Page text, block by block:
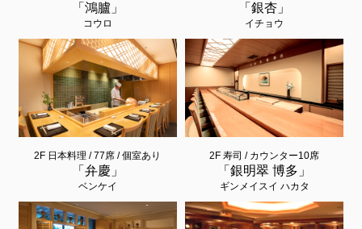
「鴻臚」
コウロ
「銀杏」
イチョウ
2F 日本料理 / 77席 / 個室あり
「弁慶」
ベンケイ
2F 寿司 / カウンター10席
「銀明翠 博多」
ギンメイスイ ハカタ